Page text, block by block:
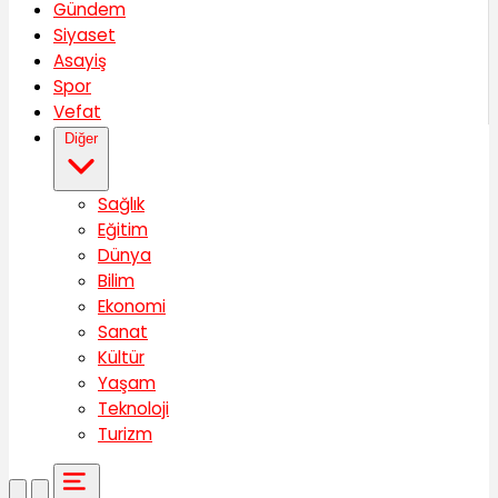
Gündem
Siyaset
Asayiş
Spor
Vefat
Diğer
Sağlık
Eğitim
Dünya
Bilim
Ekonomi
Sanat
Kültür
Yaşam
Teknoloji
Turizm